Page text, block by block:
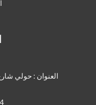
العنوان : حولي